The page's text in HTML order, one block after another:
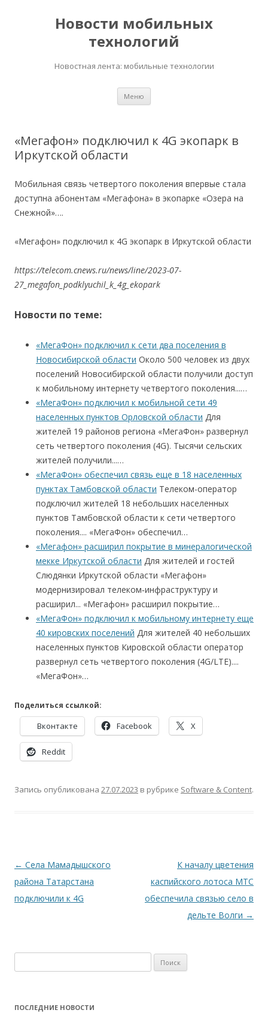
Новости мобильных
технологий
Новостная лента: мобильные технологии
Меню
«Мегафон» подключил к 4G экопарк в
Иркутской области
Мобильная связь четвертого поколения впервые стала
доступна абонентам «Мегафона» в экопарке «Озера на
Снежной»….
«Мегафон» подключил к 4G экопарк в Иркутской области
https://telecom.cnews.ru/news/line/2023-07-
27_megafon_podklyuchil_k_4g_ekopark
Новости по теме:
«МегаФон» подключил к сети два поселения в
Новосибирской области Около 500 человек из двух
поселений Новосибирской области получили доступ
к мобильному интернету четвертого поколения...…
«МегаФон» подключил к мобильной сети 49
населенных пунктов Орловской области Для
жителей 19 районов региона «МегаФон» развернул
сеть четвертого поколения (4G). Тысячи сельских
жителей получили...…
«МегаФон» обеспечил связь еще в 18 населенных
пунктах Тамбовской области Телеком-оператор
подключил жителей 18 небольших населенных
пунктов Тамбовской области к сети четвертого
поколения.... «МегаФон» обеспечил…
«Мегафон» расширил покрытие в минералогической
мекке Иркутской области Для жителей и гостей
Слюдянки Иркутской области «Мегафон»
модернизировал телеком‑инфраструктуру и
расширил... «Мегафон» расширил покрытие…
«МегаФон» подключил к мобильному интернету еще
40 кировских поселений Для жителей 40 небольших
населенных пунктов Кировской области оператор
развернул сеть четвертого поколения (4G/LTE)....
«МегаФон»…
Поделиться ссылкой:
Вконтакте Facebook X
Reddit
Запись опубликована 27.07.2023 в рубрике Software & Content.
Навигация
по
записям
← Села Мамадышского
района Татарстана
подключили к 4G
К началу цветения
каспийского лотоса МТС
обеспечила связью село в
дельте Волги →
ПОСЛЕДНИЕ НОВОСТИ